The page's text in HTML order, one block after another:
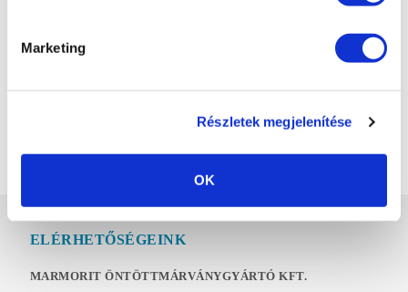
Marketing
Részletek megjelenítése
OK
ELÉRHETŐSÉGEINK
MARMORIT ÖNTÖTTMÁRVÁNYGYÁRTÓ KFT.